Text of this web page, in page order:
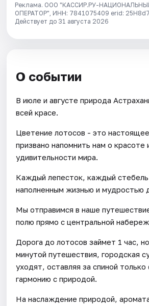
Реклама. ООО "КАССИР.РУ-
ОПЕРАТОР", ИНН: 7841075409 erid:
Действует до 31 августа 2026
О событии
В июле и августе природа
всей красе.
Цветение лотосов - это
призвано напомнить нам о красоте
удивительности мира.
Каждый лепесток, каждый
наполненным жизнью и мудростью
Мы отправимся в наше
полю прямо с центральной
Дорога до лотосов займет 1 час,
минутой путешествия, городская
уходят, оставляя за спиной только
гармонию с природой.
На наслаждение природой,